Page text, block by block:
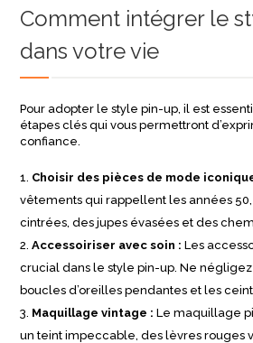
Comment intégrer le
dans votre vie
Pour adopter le style pin-up, il est
étapes clés qui vous permettront
confiance.
Choisir des pièces de mode
vêtements qui rappellent les années
cintrées, des jupes évasées et des
Accessoiriser avec soin : Les
crucial dans le style pin-up. Ne
boucles d’oreilles pendantes et les
Maquillage vintage : Le maquillage
un teint impeccable, des lèvres rouges